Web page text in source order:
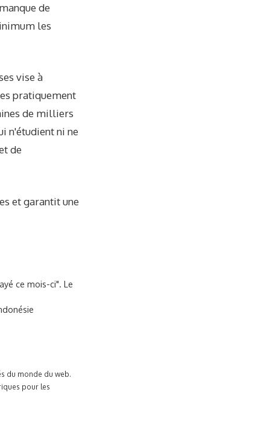
de
les
vise à
pratiquement
de milliers
n'étudient ni ne
de
et garantit une
ce mois-ci". Le
du monde du web.
pour les